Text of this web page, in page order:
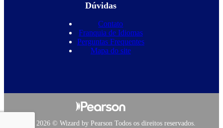
Dúvidas
Contato
Franquia de Idiomas
Perguntas Frequentes
Mapa do site
Copyright 2026 © Wizard by Pearson Todos os direitos reservados.